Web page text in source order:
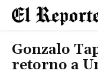
Gonzalo
retorno a